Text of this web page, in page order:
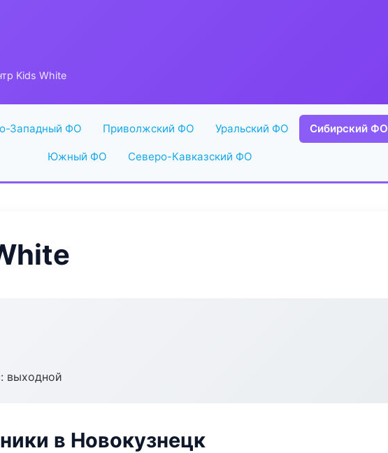
Kids White
Западный ФО Приволжский ФО Уральский ФО Сибирский ФО
Южный ФО Северо-Кавказский ФО
выходной
в Новокузнецк